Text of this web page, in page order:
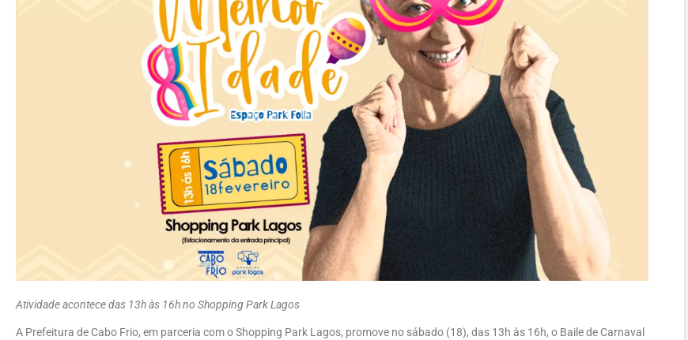
Atividade acontece das 13h às 16h no Shopping Park Lagos
A Prefeitura de Cabo Frio, em parceria com o Shopping Park Lagos, promove no sábado (18), das 13h às 16h, o Baile de Carnaval